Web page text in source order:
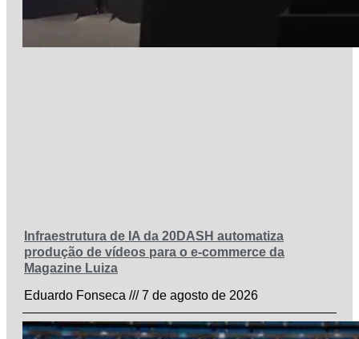
Infraestrutura de IA da 20DASH automatiza
produção de vídeos para o e-commerce da
Magazine Luiza
Eduardo Fonseca
7 de agosto de 2026